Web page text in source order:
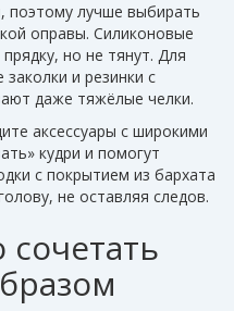
поэтому лучше выбирать
оправы. Силиконовые
но не тянут. Для
и резинки с
даже тяжёлые челки.
аксессуары с широкими
кудри и помогут
с покрытием из бархата
не оставляя следов.